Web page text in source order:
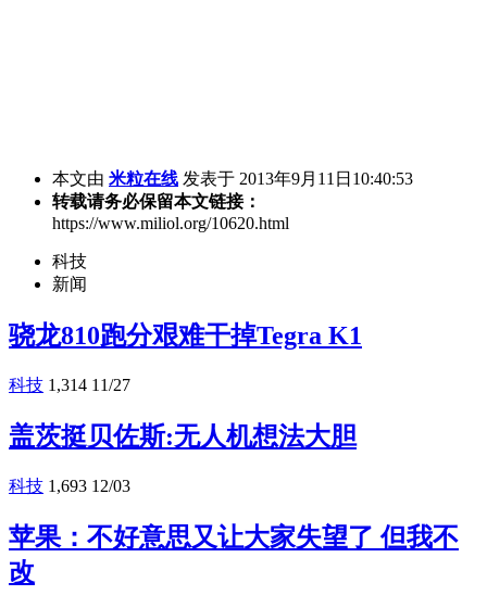
本文由 米粒在线 发表于 2013年9月11日10:40:53
转载请务必保留本文链接：
https://www.miliol.org/10620.html
科技
新闻
骁龙810跑分艰难干掉Tegra K1
科技 1,314 11/27
盖茨挺贝佐斯:无人机想法大胆
科技 1,693 12/03
苹果：不好意思又让大家失望了 但我不
改